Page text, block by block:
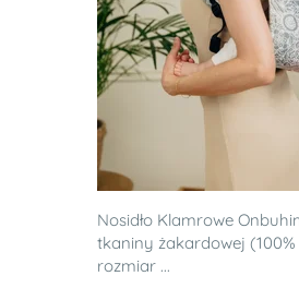
Nosidło Klamrowe
tkaniny żakardowej (100%
rozmiar ...